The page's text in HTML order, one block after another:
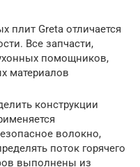
плит Greta отличается
Все запчасти,
помощников,
материалов
конструкции
волокно,
поток горячего
выполнены из